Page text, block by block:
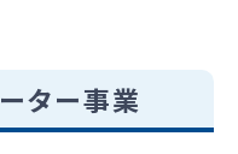
ター事業